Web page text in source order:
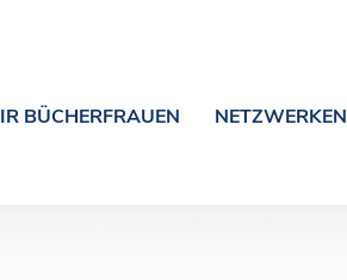
BÜCHERFRAUEN NETZWERKEN